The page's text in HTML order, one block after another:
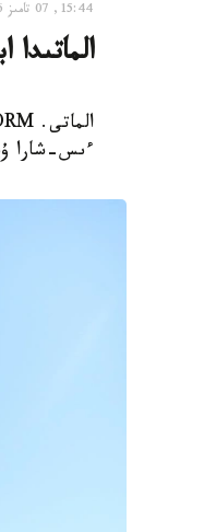
15:44, 07 تامىز 2026
ءىس-شارا